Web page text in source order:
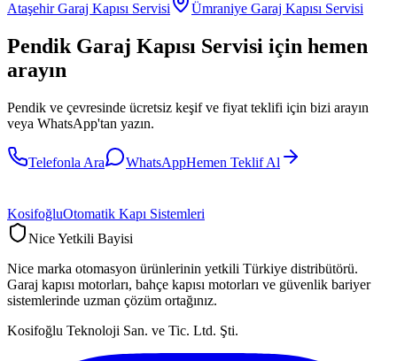
Ataşehir Garaj Kapısı Servisi Ümraniye Garaj Kapısı Servisi
Pendik Garaj Kapısı Servisi için hemen
arayın
Pendik ve çevresinde ücretsiz keşif ve fiyat teklifi için bizi arayın
veya WhatsApp'tan yazın.
Telefonla Ara WhatsAppHemen Teklif Al
KosifoğluOtomatik Kapı Sistemleri
Nice Yetkili Bayisi
Nice marka otomasyon ürünlerinin yetkili Türkiye distribütörü.
Garaj kapısı motorları, bahçe kapısı motorları ve güvenlik bariyer
sistemlerinde uzman çözüm ortağınız.
Kosifoğlu Teknoloji San. ve Tic. Ltd. Şti.